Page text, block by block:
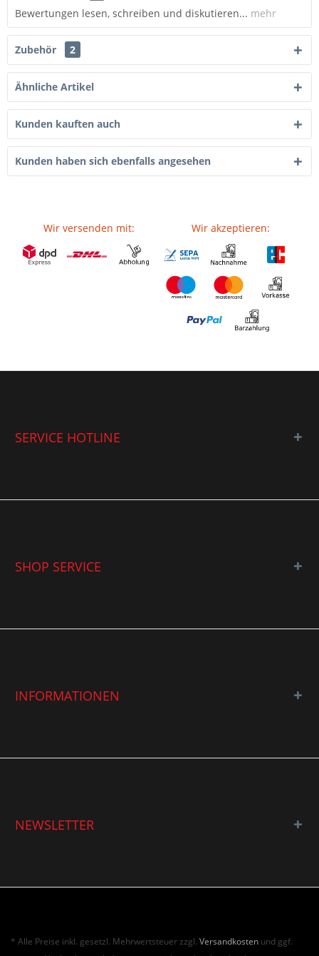
Bewertungen lesen, schreiben und diskutieren... mehr
Zubehör 2
Ähnliche Artikel
Kunden kauften auch
Kunden haben sich ebenfalls angesehen
Wir versenden mit: Wir akzeptieren:
SERVICE HOTLINE
SHOP SERVICE
INFORMATIONEN
NEWSLETTER
* Alle Preise inkl. gesetzl. Mehrwertsteuer zzgl.Versandkosten und ggf.